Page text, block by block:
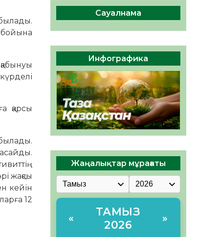
қарсы
жақсы
кейін
12
Руслан Рүстемұлы облыс
әкімінің кеңесшісі болып
тағайындалды
05.08.2026
65 0
Сауалнама
Инфографика
Жаңалықтар мұрағаты
«
ТАМЫЗ
2026
»